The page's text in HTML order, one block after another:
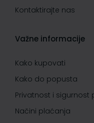
Kontaktirajte nas
Važne informacije
Kako kupovati
Kako do popusta
Privatnost i sigurnost
Načini plaćanja